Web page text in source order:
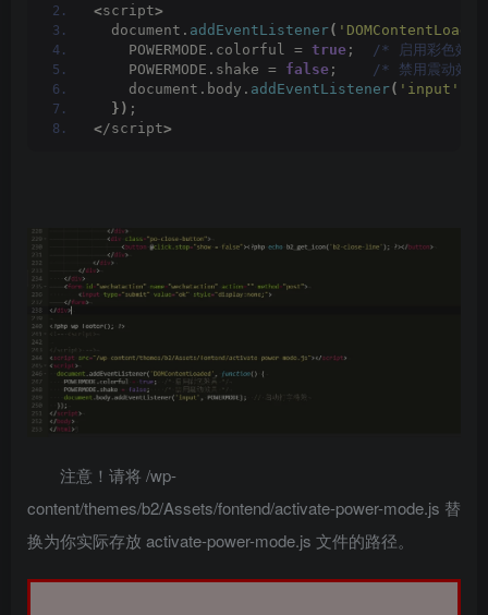
<script>
  document.
addEventListener(
    POWERMODE.colorful =
true ;
/* 启用彩色效
    POWERMODE.shake =
false ;
/* 禁用震动效
    document.body.
addEventListener( 'input'
}) ;
</script>
注意！请将 /wp-
content/themes/b2/Assets/fontend/activate-power-mode.js 替
换为你实际存放 activate-power-mode.js 文件的路径。